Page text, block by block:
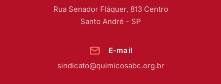
Rua Senador Fláquer, 813 Centro
Santo André - SP
E-mail
sindicato@quimicosabc.org.br